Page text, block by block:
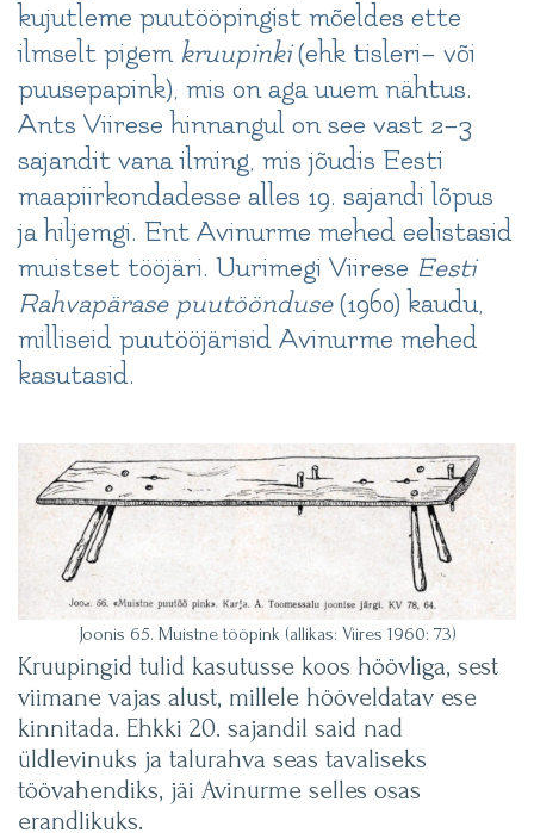
kujutleme puutööpingist mõeldes ette
ilmselt pigem kruupinki(ehk tisleri– või
puusepapink), mis on aga uuem nähtus.
Ants Viirese hinnangul on see vast 2–3
sajandit vana ilming, mis jõudis Eesti
maapiirkondadesse alles 19. sajandi lõpus
ja hiljemgi. Ent Avinurme mehed eelistasid
muistset tööjäri. Uurimegi Viirese Eesti
Rahvapärase puutöönduse(1960) kaudu,
milliseid puutööjärisid Avinurme mehed
kasutasid.
Joonis 65. Muistne tööpink (allikas: Viires 1960: 73)
Kruupingid tulid kasutusse koos höövliga, sest
viimane vajas alust, millele hööveldatav ese
kinnitada. Ehkki 20. sajandil said nad
üldlevinuks ja talurahva seas tavaliseks
töövahendiks, jäi Avinurme selles osas
erandlikuks.